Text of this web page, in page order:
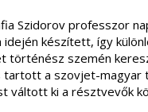
Szidorov professzor
idején készített, így
történész szemén
tartott a szovjet-magyar
váltott ki a résztvevők